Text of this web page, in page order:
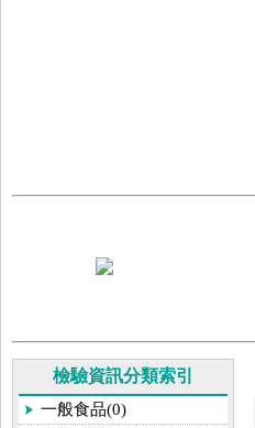
檢驗資訊分類索引
一般食品(0)